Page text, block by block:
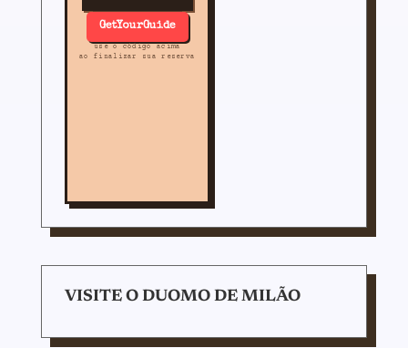
GetYourGuide
use o código acima
ao finalizar sua reserva
VISITE O DUOMO DE MILÃO